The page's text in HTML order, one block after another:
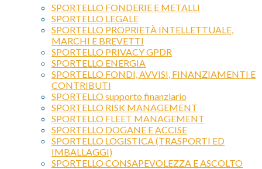
SPORTELLO FONDERIE E METALLI
SPORTELLO LEGALE
SPORTELLO PROPRIETÀ INTELLETTUALE,
MARCHI E BREVETTI
SPORTELLO PRIVACY GPDR
SPORTELLO ENERGIA
SPORTELLO FONDI, AVVISI, FINANZIAMENTI E
CONTRIBUTI
SPORTELLO supporto finanziario
SPORTELLO RISK MANAGEMENT
SPORTELLO FLEET MANAGEMENT
SPORTELLO DOGANE E ACCISE
SPORTELLO LOGISTICA (TRASPORTI ED
IMBALLAGGI)
SPORTELLO CONSAPEVOLEZZA E ASCOLTO